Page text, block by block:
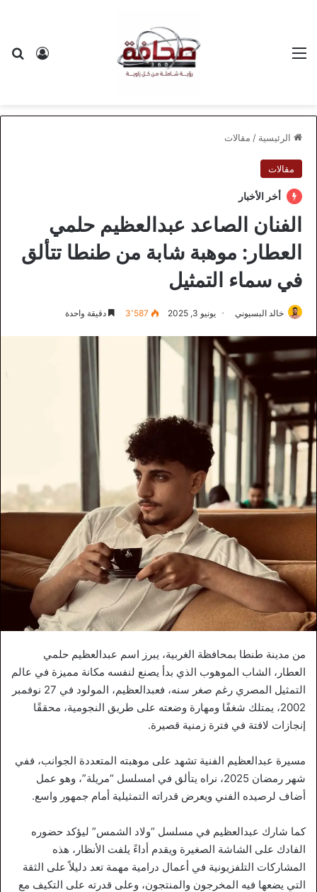
الرئيسية / مقالات
مقالات
أخر الأخبار
الفنان الصاعد عبدالعظيم حلمي
العطار: موهبة شابة من طنطا تتألق
في سماء التمثيل
خالد البسيوني يونيو 3, 2025 3٬587 دقيقة واحدة
من مدينة طنطا بمحافظة الغربية، يبرز اسم عبدالعظيم حلمي
العطار، الشاب الموهوب الذي بدأ يصنع لنفسه مكانة مميزة في عالم
التمثيل المصري رغم صغر سنه، فعبدالعظيم، المولود في 27 نوفمبر
2002، يمتلك شغفًا ومهارة وضعته على طريق النجومية، محققًا
إنجازات لافتة في فترة زمنية قصيرة.
مسيرة عبدالعظيم الفنية تشهد على موهبته المتعددة الجوانب، ففي
شهر رمضان 2025، نراه يتألق في امسلسل “مريلة”، وهو عمل
أضاف لرصيده الفني ويعرض قدراته التمثيلية أمام جمهور واسع.
كما شارك عبدالعظيم في مسلسل “ولاد الشمس” ليؤكد حضوره
الفادك على الشاشة الصغيرة ويقدم أداءً يلفت الأنظار، هذه
المشاركات التلفزيونية في أعمال درامية مهمة تعد دليلاً على الثقة
التي يضعها فيه المخرجون والمنتجون، وعلى قدرته على التكيف مع